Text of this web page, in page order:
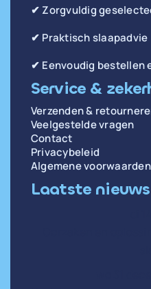
✔ Zorgvuldig
✔ Praktisch slaapadvie
✔ Eenvoudig bestellen
Service &
Verzenden &
Veelgestelde vragen
Contact
Privacybeleid
Algemene voorwaarden
Laatste nieuws